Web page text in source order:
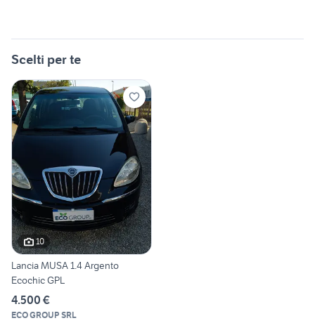
Scelti per te
10
Lancia MUSA 1.4 Argento
Ecochic GPL
4.500 €
ECO GROUP SRL